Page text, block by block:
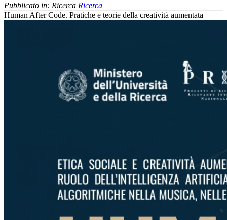
Pubblicato in: Ricerca Ricerca
Human After Code. Pratiche e teorie della creatività aumentata